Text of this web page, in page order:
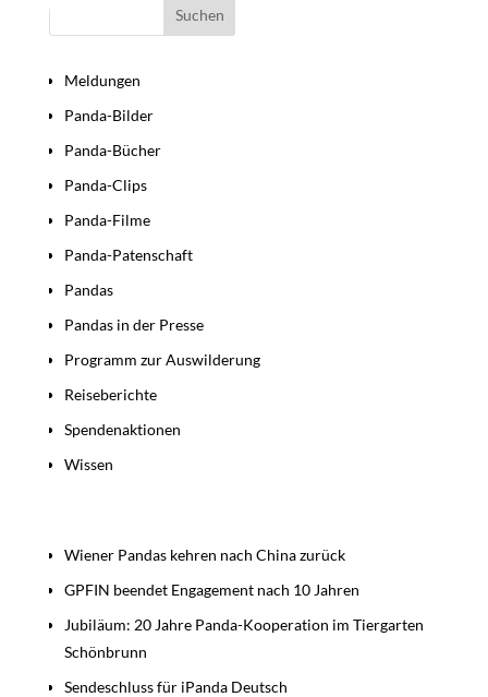
Meldungen
Panda-Bilder
Panda-Bücher
Panda-Clips
Panda-Filme
Panda-Patenschaft
Pandas
Pandas in der Presse
Programm zur Auswilderung
Reiseberichte
Spendenaktionen
Wissen
Wiener Pandas kehren nach China zurück
GPFIN beendet Engagement nach 10 Jahren
Jubiläum: 20 Jahre Panda-Kooperation im Tiergarten
Schönbrunn
Sendeschluss für iPanda Deutsch